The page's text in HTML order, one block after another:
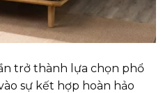
trở thành lựa chọn phổ
sự kết hợp hoàn hảo